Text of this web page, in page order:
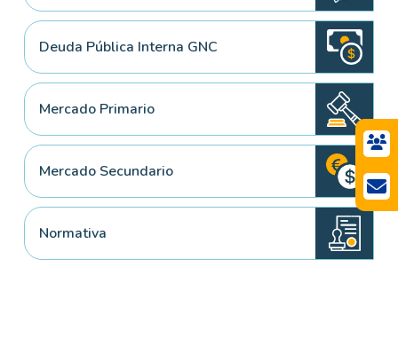
Deuda Pública Interna GNC
Mercado Primario
Mercado Secundario
Normativa